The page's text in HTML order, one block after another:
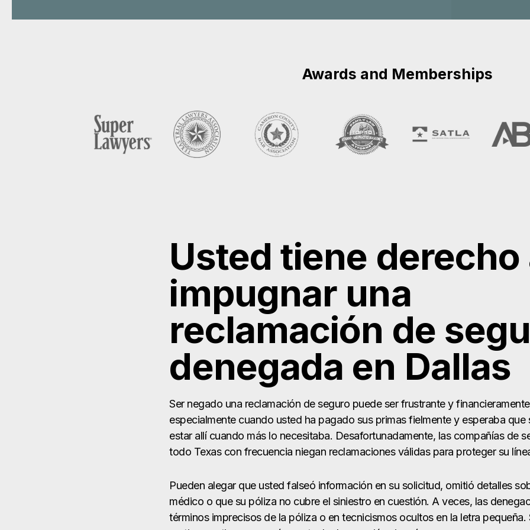
Usted tiene derecho
impugnar una
reclamación de
denegada en Dallas
Ser negado una reclamación de seguro puede ser frustrante y
especialmente cuando usted ha pagado sus primas fielmente y esperaba que
estar allí cuando más lo necesitaba. Desafortunadamente, las compañías de
todo Texas con frecuencia niegan reclamaciones válidas para proteger su
Pueden alegar que usted falseó información en su solicitud, omitió detalles
médico o que su póliza no cubre el siniestro en cuestión. A veces, las
términos imprecisos de la póliza o en tecnicismos ocultos en la letra pequeña.